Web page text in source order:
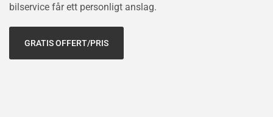
bilservice får ett personligt anslag.
GRATIS OFFERT/PRIS